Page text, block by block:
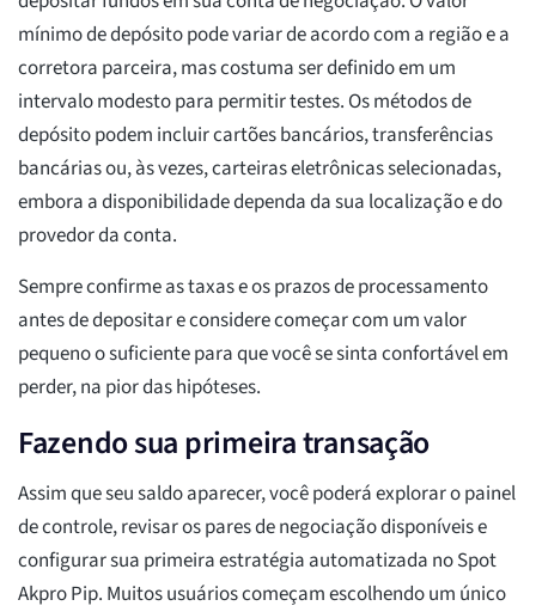
mínimo de depósito pode variar de acordo com a região e a
corretora parceira, mas costuma ser definido em um
intervalo modesto para permitir testes. Os métodos de
depósito podem incluir cartões bancários, transferências
bancárias ou, às vezes, carteiras eletrônicas selecionadas,
embora a disponibilidade dependa da sua localização e do
provedor da conta.
Sempre confirme as taxas e os prazos de processamento
antes de depositar e considere começar com um valor
pequeno o suficiente para que você se sinta confortável em
perder, na pior das hipóteses.
Fazendo sua primeira transação
Assim que seu saldo aparecer, você poderá explorar o painel
de controle, revisar os pares de negociação disponíveis e
configurar sua primeira estratégia automatizada no Spot
Akpro Pip. Muitos usuários começam escolhendo um único